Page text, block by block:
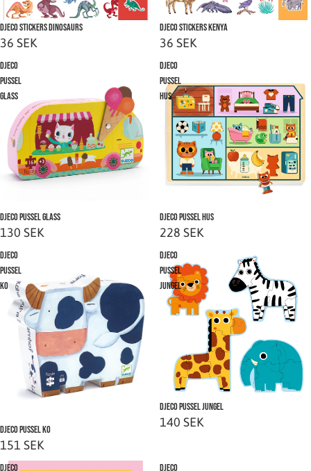
Slutsåld
Djeco Stickers Dinosaurs
36 SEK
Slutsåld
Djeco Stickers Kenya
36 SEK
Djeco
Pussel
Glass
Djeco Pussel Glass
130 SEK
Djeco
Pussel
Hus
Slutsåld
Djeco Pussel Hus
228 SEK
Djeco
Pussel
Ko
Slutsåld
Djeco Pussel Ko
151 SEK
Djeco
Pussel
Jungel
Djeco Pussel Jungel
140 SEK
Djeco
Djeco